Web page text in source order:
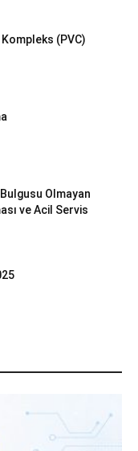
(PVC)
Olmayan
ve Acil Servis